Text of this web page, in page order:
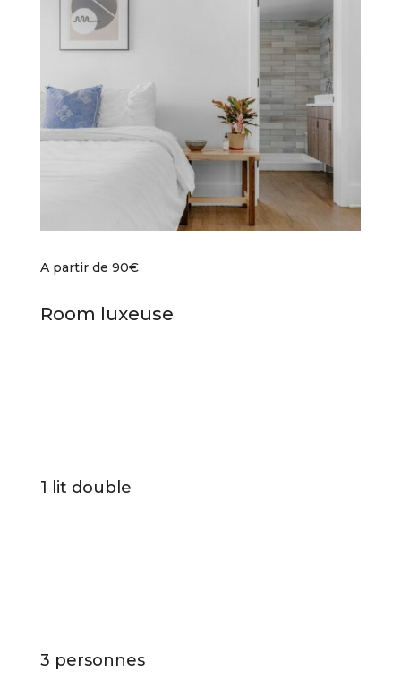
A partir de 90€
Room luxeuse
1 lit double
3 personnes